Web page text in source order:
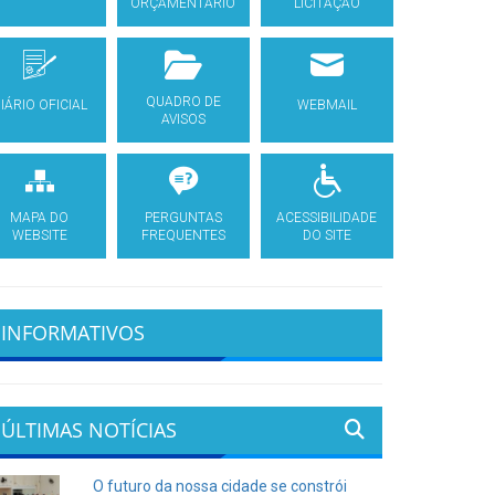
ORÇAMENTÁRIO LICITAÇÃO
OFICIAL
QUADRO DE
AVISOS
WEBMAIL
MAPA DO
WEBSITE
PERGUNTAS
FREQUENTES
ACESSIBILIDADE
DO SITE
INFORMATIVOS
ÚLTIMAS NOTÍCIAS
O futuro da nossa cidade se constrói